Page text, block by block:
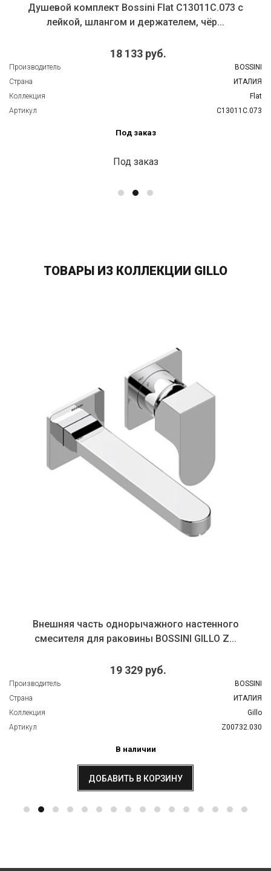
Душевой комплект Bossini Flat C13011C.073 с
лейкой, шлангом и держателем, чёр...
18 133 руб.
Производитель
BOSSINI
Страна
ИТАЛИЯ
Коллекция
Flat
Артикул
C13011C.073
Под заказ
Под заказ
ТОВАРЫ ИЗ КОЛЛЕКЦИИ GILLO
Внешняя часть однорычажного настенного
смесителя для раковины BOSSINI GILLO Z...
19 329 руб.
Производитель
BOSSINI
Страна
ИТАЛИЯ
Коллекция
Gillo
Артикул
Z00732.030
В наличии
ДОБАВИТЬ В КОРЗИНУ